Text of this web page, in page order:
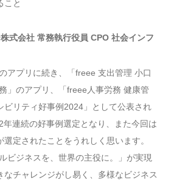
こと
式会社 常務執行役員 CPO 社会インフ
アプリに続き、「freee 支出管理 小口
」のアプリ、「freee人事労務 健康管
ビリティ好事例2024」として公表され
年連続の好事例選定となり、また今回は
定されたことをうれしく思います。
ビジネスを、世界の主役に。」が実現
なチャレンジがし易く、多様なビジネス